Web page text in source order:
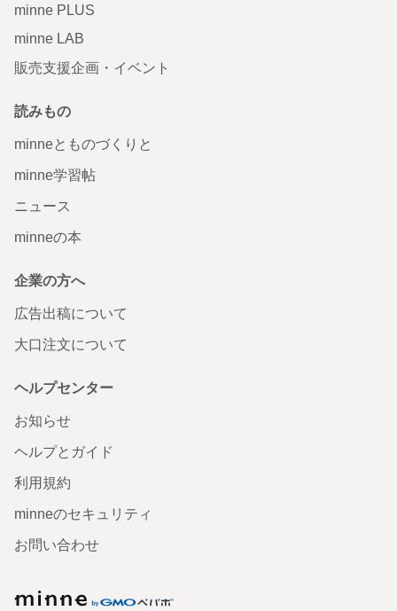
minne PLUS
minne LAB
販売支援企画・イベント
読みもの
minneとものづくりと
minne学習帖
ニュース
minneの本
企業の方へ
広告出稿について
大口注文について
ヘルプセンター
お知らせ
ヘルプとガイド
利用規約
minneのセキュリティ
お問い合わせ